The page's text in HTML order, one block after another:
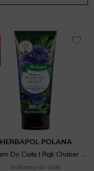
HERBAPOL POLANA
Balsam Do Ciała I Rąk Chaber Fiołek
Balsamy do ciała